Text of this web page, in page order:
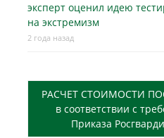
эксперт оценил идею
на экстремизм
2 года назад
РАСЧЕТ СТОИМОСТИ
в соответствии с
Приказа